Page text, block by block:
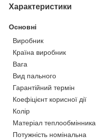
Характеристики
Основні
Виробник
Країна виробник
Вага
Вид пального
Гарантійний термін
Коефіцієнт корисної дії
Колір
Матеріал теплообмінника
Потужність номінальна